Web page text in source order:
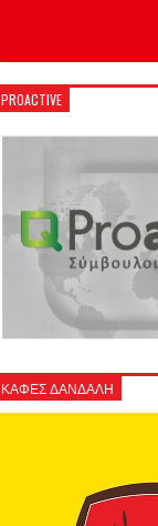
PROACTIVE
ΚΑΦΕΣ ΔΑΝΔΑΛΗ